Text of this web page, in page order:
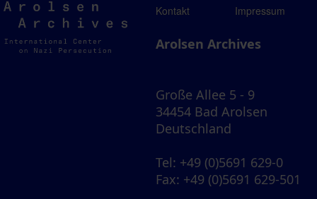
Arolsen
Archives
Kontakt Impressum
Arolsen Archives
Große Allee 5 - 9
34454 Bad Arolsen
Deutschland
Tel: +49 (0)5691 629-0
Fax: +49 (0)5691 629-501